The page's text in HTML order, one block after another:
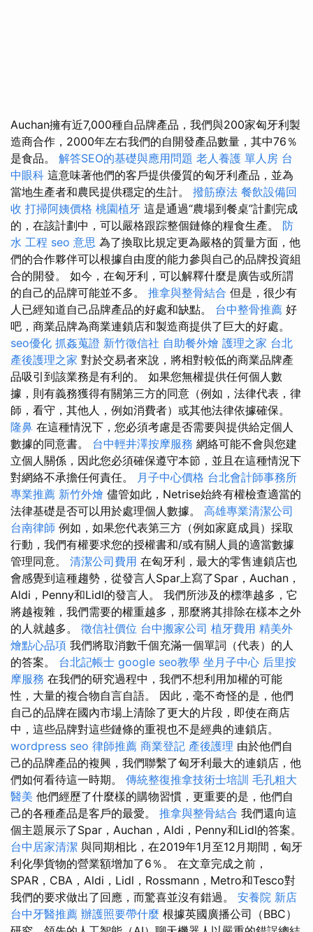
Auchan擁有近7,000種自品牌產品，我們與200家匈牙利製
造商合作，2000年左右我們的自開發產品數量，其中76％
是食品。 解答SEO的基礎與應用問題 老人養護 單人房 台
中眼科 這意味著他們的客戶提供優質的匈牙利產品，並為
當地生產者和農民提供穩定的生計。 撥筋療法 餐飲設備回
收 打掃阿姨價格 桃園植牙 這是通過“農場到餐桌”計劃完成
的，在該計劃中，可以嚴格跟踪整個鏈條的糧食生產。 防
水 工程 seo 意思 為了換取比規定更為嚴格的質量方面，他
們的合作夥伴可以根據自由度的能力參與自己的品牌投資組
合的開發。 如今，在匈牙利，可以解釋什麼是廣告或所謂
的自己的品牌可能並不多。 推拿與整骨結合 但是，很少有
人已經知道自己品牌產品的好處和缺點。 台中整骨推薦 好
吧，商業品牌為商業連鎖店和製造商提供了巨大的好處。
seo優化 抓姦蒐證 新竹徵信社 自助餐外燴 護理之家 台北
產後護理之家 對於交易者來說，將相對較低的商業品牌產
品吸引到該業務是有利的。 如果您無權提供任何個人數
據，則有義務獲得有關第三方的同意（例如，法律代表，律
師，看守，其他人，例如消費者）或其他法律依據確保。
隆鼻 在這種情況下，您必須考慮是否需要與提供給定個人
數據的同意書。 台中輕井澤按摩服務 網絡可能不會與您建
立個人關係，因此您必須確保遵守本節，並且在這種情況下
對網絡不承擔任何責任。 月子中心價格 台北會計師事務所
專業推薦 新竹外燴 儘管如此，Netrise始終有權檢查適當的
法律基礎是否可以用於處理個人數據。 高雄專業清潔公司
台南律師 例如，如果您代表第三方（例如家庭成員）採取
行動，我們有權要求您的授權書和/或有關人員的適當數據
管理同意。 清潔公司費用 在匈牙利，最大的零售連鎖店也
會感覺到這種趨勢，從發言人Spar上寫了Spar，Auchan，
Aldi，Penny和Lidl的發言人。 我們所涉及的標準越多，它
將越複雜，我們需要的權重越多，那麼將其排除在樣本之外
的人就越多。 徵信社價位 台中搬家公司 植牙費用 精美外
燴點心品項 我們將取消數千個充滿一個單詞（代表）的人
的答案。 台北記帳士 google seo教學 坐月子中心 后里按
摩服務 在我們的研究過程中，我們不想利用加權的可能
性，大量的複合物自言自語。 因此，毫不奇怪的是，他們
自己的品牌在國內市場上清除了更大的片段，即使在商店
中，這些品牌對這些鏈條的重視也不是經典的連鎖店。
wordpress seo 律師推薦 商業登記 產後護理 由於他們自
己的品牌產品的複興，我們聯繫了匈牙利最大的連鎖店，他
們如何看待這一時期。 傳統整復推拿技術士培訓 毛孔粗大
醫美 他們經歷了什麼樣的購物習慣，更重要的是，他們自
己的各種產品是客戶的最愛。 推拿與整骨結合 我們還向這
個主題展示了Spar，Auchan，Aldi，Penny和Lidl的答案。
台中居家清潔 與同期相比，在2019年1月至12月期間，匈牙
利化學貨物的營業額增加了6％。 在文章完成之前，
SPAR，CBA，Aldi，Lidl，Rossmann，Metro和Tesco對
我們的要求做出了回應，而驚喜並沒有錯過。 安養院 新店
台中牙醫推薦 辦護照要帶什麼 根據英國廣播公司（BBC）